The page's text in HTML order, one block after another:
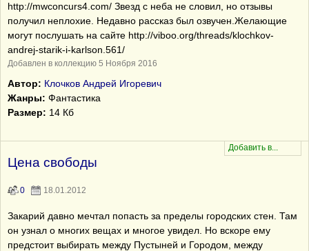
http://mwconcurs4.com/ Звезд с неба не словил, но отзывы
получил неплохие. Недавно рассказ был озвучен.Желающие
могут послушать на сайте http://viboo.org/threads/klochkov-
andrej-starik-i-karlson.561/
Добавлен в коллекцию 5 Ноября 2016
Автор: Клочков Андрей Игоревич
Жанры: Фантастика
Размер: 14 Кб
Цена свободы
0 18.01.2012
Закарий давно мечтал попасть за пределы городских стен. Там
он узнал о многих вещах и многое увидел. Но вскоре ему
предстоит выбирать между Пустыней и Городом, между